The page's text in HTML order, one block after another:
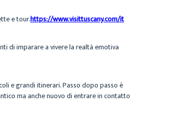
e tour.https://www.visittuscany.com/it
di imparare a vivere la realtà emotiva
e grandi itinerari. Passo dopo passo è
ma anche nuovo di entrare in contatto